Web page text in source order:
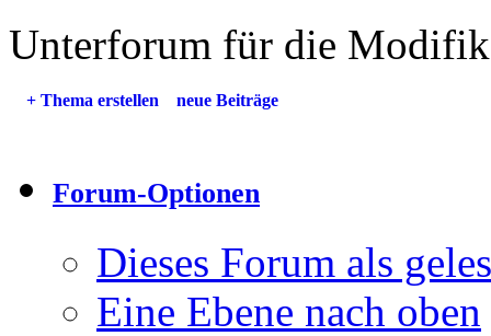
Unterforum für die
+ Thema erstellen neue Beiträge
Forum-Optionen
Dieses Forum als
Eine Ebene nach oben